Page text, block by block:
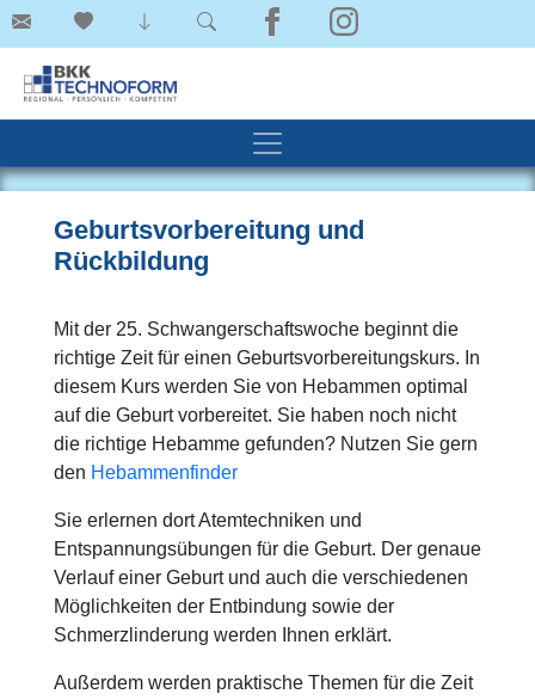
Geburtsvorbereitung und
Rückbildung
Mit der 25. Schwangerschaftswoche beginnt die
richtige Zeit für einen Geburtsvorbereitungskurs. In
diesem Kurs werden Sie von Hebammen optimal
auf die Geburt vorbereitet. Sie haben noch nicht
die richtige Hebamme gefunden? Nutzen Sie gern
den Hebammenfinder
Sie erlernen dort Atemtechniken und
Entspannungsübungen für die Geburt. Der genaue
Verlauf einer Geburt und auch die verschiedenen
Möglichkeiten der Entbindung sowie der
Schmerzlinderung werden Ihnen erklärt.
Außerdem werden praktische Themen für die Zeit